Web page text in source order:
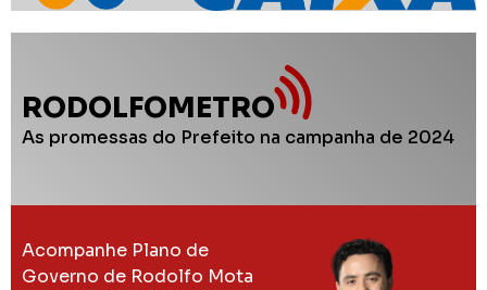
RODOLFOMETRO
As promessas do Prefeito na campanha de 2024
Acompanhe Plano de
Governo de Rodolfo Mota